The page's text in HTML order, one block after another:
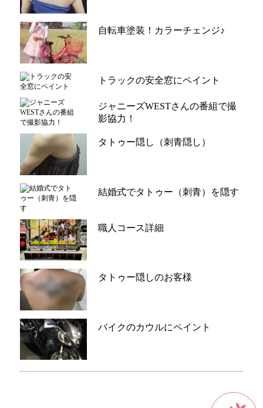
自転車塗装！カラーチェンジ♪
トラックの安全窓にペイント
ジャニーズWESTさんの番組で撮
影協力！
タトゥー隠し（刺青隠し）
結婚式でタトゥー（刺青）を隠す
職人コース詳細
タトゥー隠しのお客様
バイクのカウルにペイント